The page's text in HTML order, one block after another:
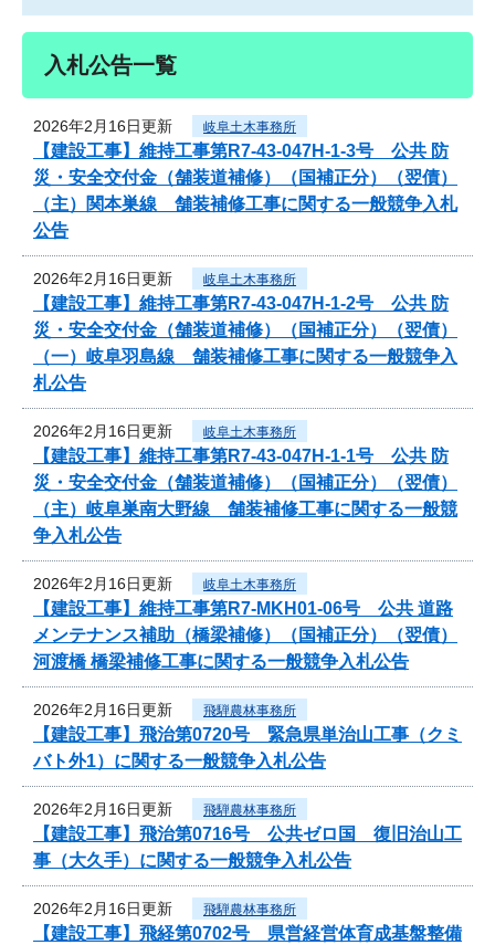
入札公告一覧
2026年2月16日更新 岐阜土木事務所
【建設工事】維持工事第R7-43-047H-1-3号 公共 防
災・安全交付金（舗装道補修）（国補正分）（翌債）
（主）関本巣線 舗装補修工事に関する一般競争入札
公告
2026年2月16日更新 岐阜土木事務所
【建設工事】維持工事第R7-43-047H-1-2号 公共 防
災・安全交付金（舗装道補修）（国補正分）（翌債）
（一）岐阜羽島線 舗装補修工事に関する一般競争入
札公告
2026年2月16日更新 岐阜土木事務所
【建設工事】維持工事第R7-43-047H-1-1号 公共 防
災・安全交付金（舗装道補修）（国補正分）（翌債）
（主）岐阜巣南大野線 舗装補修工事に関する一般競
争入札公告
2026年2月16日更新 岐阜土木事務所
【建設工事】維持工事第R7-MKH01-06号 公共 道路
メンテナンス補助（橋梁補修）（国補正分）（翌債）
河渡橋 橋梁補修工事に関する一般競争入札公告
2026年2月16日更新 飛騨農林事務所
【建設工事】飛治第0720号 緊急県単治山工事（クミ
バト外1）に関する一般競争入札公告
2026年2月16日更新 飛騨農林事務所
【建設工事】飛治第0716号 公共ゼロ国 復旧治山工
事（大久手）に関する一般競争入札公告
2026年2月16日更新 飛騨農林事務所
【建設工事】飛経第0702号 県営経営体育成基盤整備